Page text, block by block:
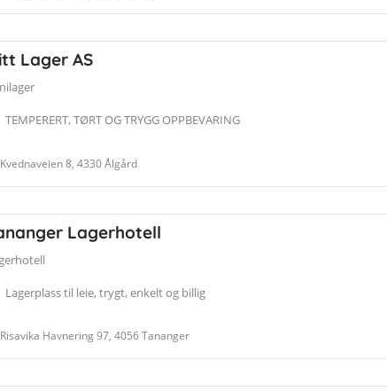
Lager AS
TEMPERERT, TØRT OG TRYGG OPPBEVARING
Kvednaveien 8, 4330 Ålgård
Lagerhotell
Lagerplass til leie, trygt, enkelt og billig
Risavika Havnering 97, 4056 Tananger